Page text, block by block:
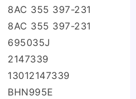
8AC 355 397-231
8AC 355 397-231
695035J
2147339
13012147339
BHN995E